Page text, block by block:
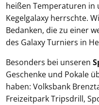
heißen Temperaturen in
Kegelgalaxy herrschte.
Bedanken, die zu einer
des Galaxy Turniers in
Besonders bei unseren
Geschenke und Pokale
haben: Volksbank
Freizeitpark Tripsdrill,